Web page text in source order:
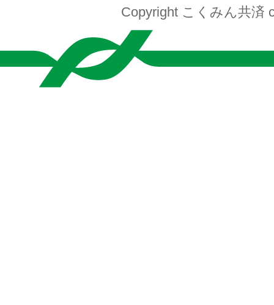
Copyright こくみん共済